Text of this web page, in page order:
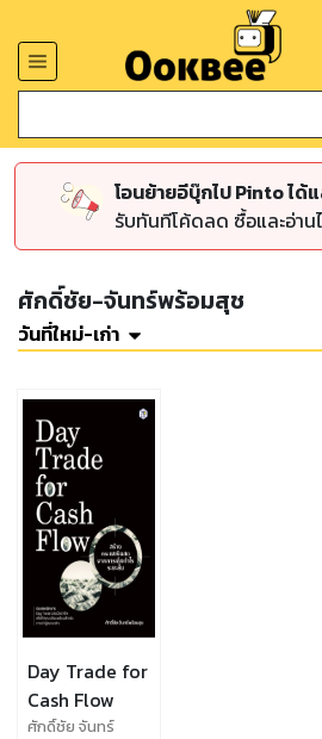
โอนย้ายอีบุ๊กไป Pinto ได้
รับทันทีโค้ดลด ซื้อและอ่า
ศักดิ์ชัย-จันทร์พร้อมสุช
วันที่ใหม่-เก่า
Day Trade for
Cash Flow
ศักดิ์ชัย จันทร์